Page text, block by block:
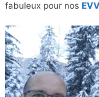
fabuleux pour nos